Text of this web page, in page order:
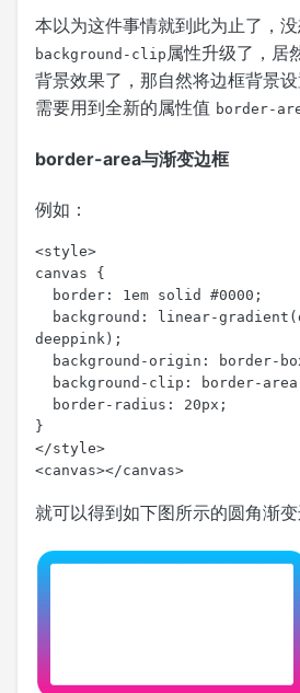
本以为这件事情就到此为止了，没
background-clip 属性升级了，居
背景效果了，那自然将边框背景
需要用到全新的属性值 border-
border-area与渐变边框
例如：
<style>
canvas {
deeppink);
}
</style>
<canvas></canvas>
就可以得到如下图所示的圆角渐变